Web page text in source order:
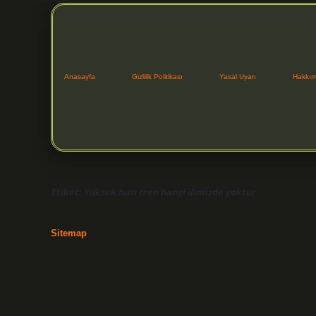
Anasayfa Gizlilik Politikası Yasal Uyarı
Etiket: Yüksek hızlı tren hangi ilimizde yoktur
Sitemap